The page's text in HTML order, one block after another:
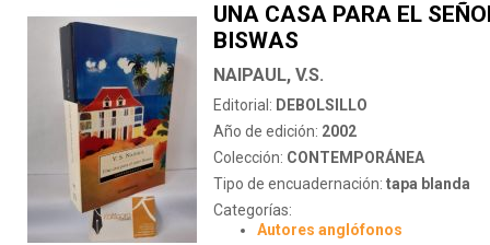
UNA CASA PARA EL
BISWAS
NAIPAUL, V.S.
Editorial: DEBOLSILLO
Año de edición: 2002
Colección: CONTEMPORÁNEA
Tipo de encuadernación: tapa blanda
Categorías:
Autores anglófonos